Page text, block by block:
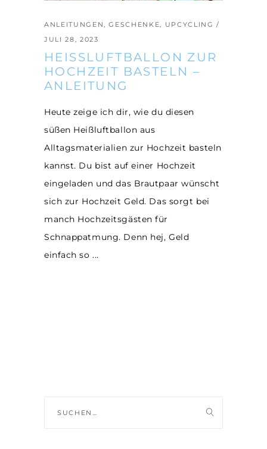
ANLEITUNGEN,GESCHENKE, UPCYCLING
JULI 28, 2023
HEISSLUFTBALLON ZUR H
OCHZEIT BASTELN – A
NLEITUNG
Heute zeige ich dir, wie du diesen
süßen Heißluftballon aus
Alltagsmaterialien zur Hochzeit basteln
kannst. Du bist auf einer Hochzeit
eingeladen und das Brautpaar wünscht
sich zur Hochzeit Geld. Das sorgt bei
manch Hochzeitsgästen für
Schnappatmung. Denn hej, Geld
einfach so
nach: